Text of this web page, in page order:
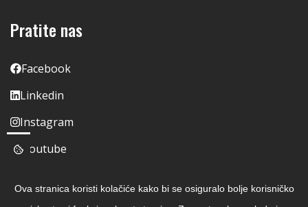
Pratite nas
Facebook
Linkedin
Instagram
Youtube
Ova stranica koristi kolačiće kako bi se osiguralo bolje korisničko